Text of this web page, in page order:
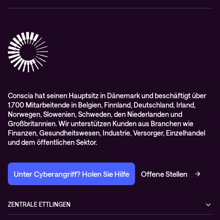
Cisco Webex
RMA-Antrag
AGB
Conscia hat seinen Hauptsitz in Dänemark und beschäftigt über
1.700 Mitarbeitende in Belgien, Finnland, Deutschland, Irland,
Norwegen, Slowenien, Schweden, den Niederlanden und
Großbritannien. Wir unterstützen Kunden aus Branchen wie
Finanzen, Gesundheitswesen, Industrie, Versorger, Einzelhandel
und dem öffentlichen Sektor.
Unter Cyberangriff? Holen Sie Hilfe Offene Stellen
ZENTRALE ETTLINGEN